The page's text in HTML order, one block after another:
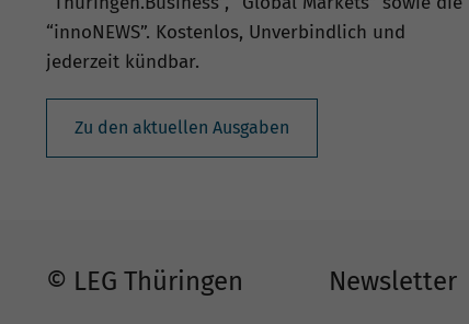
“innoNEWS”. Kostenlos, Unverbindlich und
jederzeit kündbar.
Zu den aktuellen Ausgaben
© LEG Thüringen Newsletter